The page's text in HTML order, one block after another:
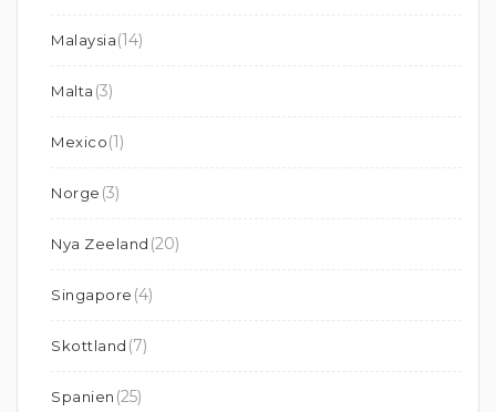
Malaysia(14)
Malta (3)
Mexico(1)
Norge (3)
Nya Zeeland (20)
Singapore (4)
Skottland (7)
Spanien (25)